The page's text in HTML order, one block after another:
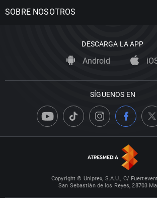
SOBRE NOSOTROS
DESCARGA LA APP
Android
SÍGUENOS EN
Copyright © Uniprex, S.A.U., C/
San Sebastián de los Reyes, 28703